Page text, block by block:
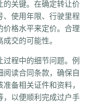
的关键。在确定转让价
、使用年限、行驶里程
价格水平来定价。合理
交的可能性。
程中的细节问题。例
读合同条款，确保自
备相关证件和资料，
，以便顺利完成过户手